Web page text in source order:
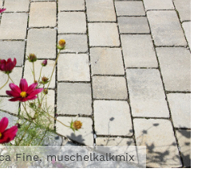
Fine, muschelkalkmix